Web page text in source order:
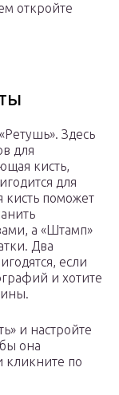
откройте
Здесь
для
кисть,
для
кисть поможет
а «Штамп»
Два
если
и хотите
и настройте
она
кликните по